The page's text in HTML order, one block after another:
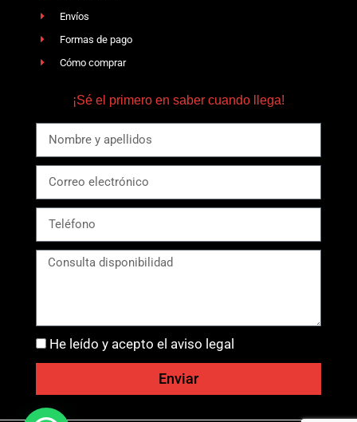
Envíos
Formas de pago
Cómo comprar
¡Sé el primero en saber cuando llega!
He leído y acepto el aviso legal
Enviar